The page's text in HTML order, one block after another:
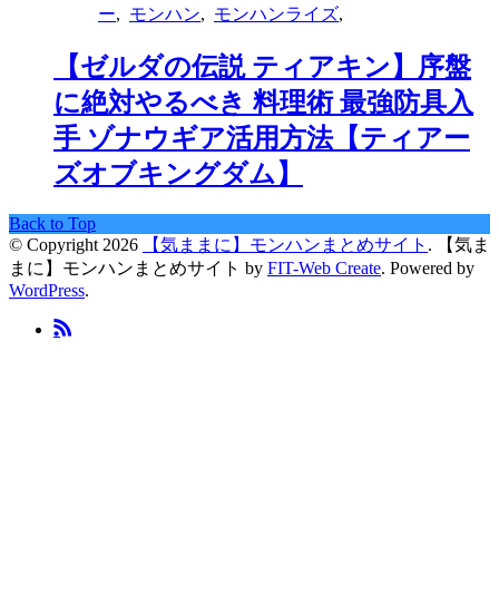
ー
モンハン モンハンライズ
【ゼルダの伝説 ティアキン】序盤
に絶対やるべき 料理術 最強防具入
手 ゾナウギア活用方法【ティアー
ズオブキングダム】
Back to Top
© Copyright 2026
【気ままに】モンハンまとめサイト .
【気ま
まに】モンハンまとめサイト by FIT-Web Create. Powered by
WordPress.